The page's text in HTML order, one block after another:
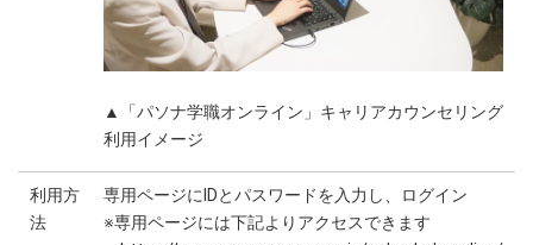
▲「パソナ学職オンライン」キャリアカウンセリング
利用イメージ
利用方
法
専用ページにIDとパスワードを入力し、ログイン
※専用ページには下記よりアクセスできます